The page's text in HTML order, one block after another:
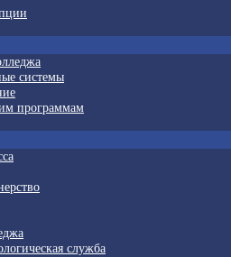
системы
программам
служба